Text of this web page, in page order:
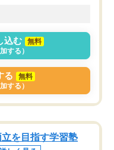
込む
無料
する）
る
無料
する）
を目指す学習塾